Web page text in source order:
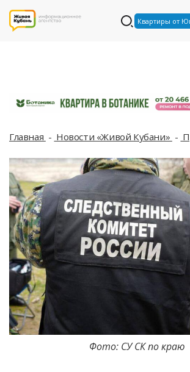
Квартиры от
Главная Новости «Живой Кубани»
Фото: СУ СК по краю